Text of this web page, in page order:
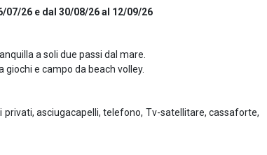
26 e dal 30/08/26 al 12/09/26
a soli due passi dal mare.
giochi e campo da beach volley.
asciugacapelli, telefono, Tv-satellitare, cassaforte,